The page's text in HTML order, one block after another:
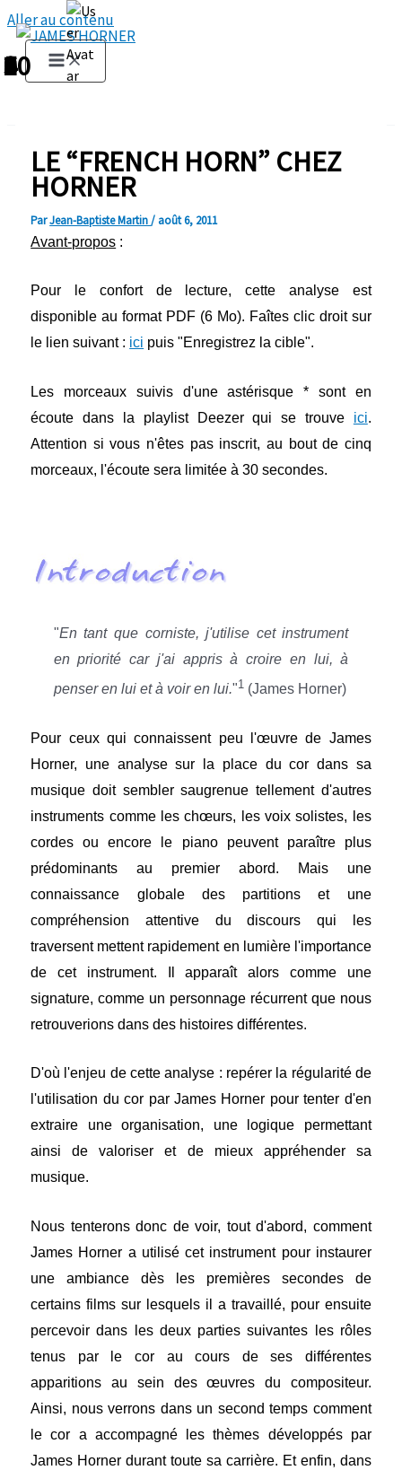
Aller au contenu
LE “FRENCH HORN” CHEZ
HORNER
ParJean-Baptiste Martin/ août 6, 2011
Avant-propos :
Pour le confort de lecture, cette analyse est
disponible au format PDF (6 Mo). Faîtes clic droit sur
le lien suivant : ici puis "Enregistrez la cible".
Les morceaux suivis d'une astérisque * sont en
écoute dans la playlist Deezer qui se trouve ici.
Attention si vous n'êtes pas inscrit, au bout de cinq
morceaux, l'écoute sera limitée à 30 secondes.
"En tant que corniste, j'utilise cet instrument
en priorité car j'ai appris à croire en lui, à
penser en lui et à voir en lui."1(James Horner)
Pour ceux qui connaissent peu l'œuvre de James
Horner, une analyse sur la place du cor dans sa
musique doit sembler saugrenue tellement d'autres
instruments comme les chœurs, les voix solistes, les
cordes ou encore le piano peuvent paraître plus
prédominants au premier abord. Mais une
connaissance globale des partitions et une
compréhension attentive du discours qui les
traversent mettent rapidement en lumière l'importance
de cet instrument. Il apparaît alors comme une
signature, comme un personnage récurrent que nous
retrouverions dans des histoires différentes.
D'où l'enjeu de cette analyse : repérer la régularité de
l'utilisation du cor par James Horner pour tenter d'en
extraire une organisation, une logique permettant
ainsi de valoriser et de mieux appréhender sa
musique.
Nous tenterons donc de voir, tout d'abord, comment
James Horner a utilisé cet instrument pour instaurer
une ambiance dès les premières secondes de
certains films sur lesquels il a travaillé, pour ensuite
percevoir dans les deux parties suivantes les rôles
tenus par le cor au cours de ses différentes
apparitions au sein des œuvres du compositeur.
Ainsi, nous verrons dans un second temps comment
le cor a accompagné les thèmes développés par
James Horner durant toute sa carrière. Et enfin, dans
1
2
3
4
5
6
7
8
9
10